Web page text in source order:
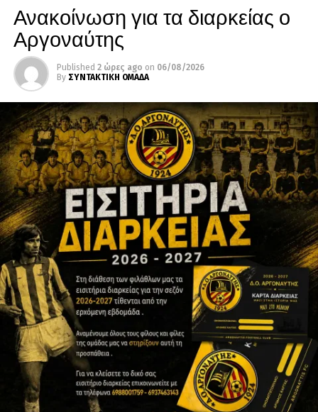
Ανακοίνωση για τα διαρκείας ο
Αργοναύτης
Published 2 ώρες ago on 06/08/2026
By ΣΥΝΤΑΚΤΙΚΗ ΟΜΑΔΑ